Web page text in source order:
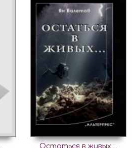
Остаться в живых…